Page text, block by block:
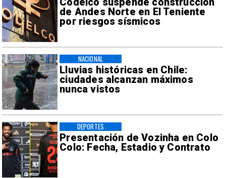
Codelco suspende construcción
de Andes Norte en El Teniente
por riesgos sísmicos
Lluvias históricas en Chile:
ciudades alcanzan máximos
nunca vistos
NACIONAL
Presentación de Vozinha en Colo
Colo: Fecha, Estadio y Contrato
DEPORTES